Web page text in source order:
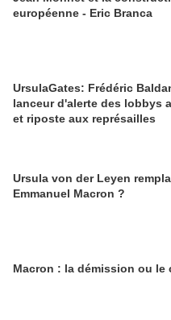
européenne - Eric Branca
UrsulaGates: Frédéric
lanceur d'alerte des lobbys
et riposte aux représailles
Ursula von der Leyen
Emmanuel Macron ?
Macron : la démission ou le